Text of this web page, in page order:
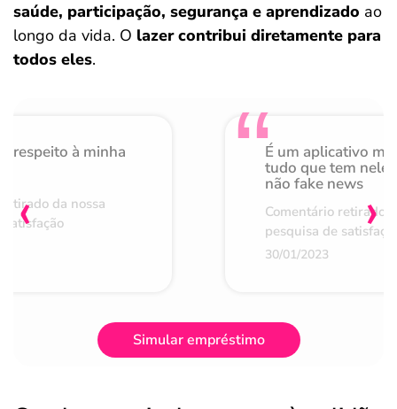
saúde, participação, segurança e aprendizado ao
longo da vida. O lazer contribui diretamente para
todos eles.
respeito à minha
da nossa
É um aplicativo
tudo que tem nele
não fake news
Comentário retirado
pesquisa de
30/01/2023
‹ ›
Simular empréstimo